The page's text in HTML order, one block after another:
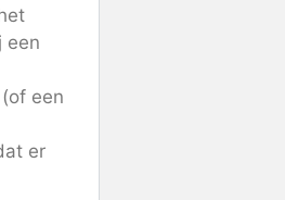
een
een
er